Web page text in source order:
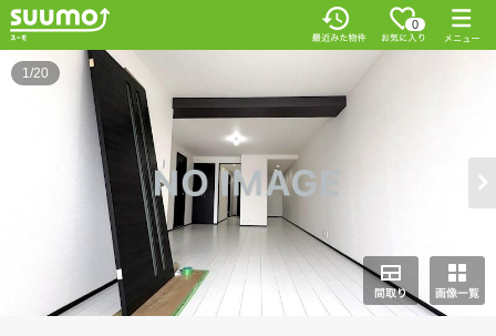
0
1/20